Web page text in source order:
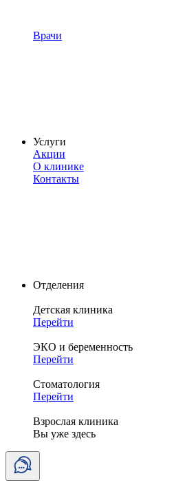
Врачи
Услуги
Акции
О клинике
Контакты
Отделения
Детская клиника
Перейти
ЭКО и беременность
Перейти
Стоматология
Перейти
Взрослая клиника
Вы уже здесь